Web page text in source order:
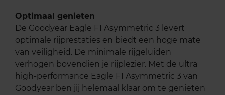
Optimaal genieten
De Goodyear Eagle F1 Asymmetric 3 levert
optimale rijprestaties en biedt een hoge mate
van veiligheid. De minimale rijgeluiden
verhogen bovendien je rijplezier. Met de ultra
high-performance Eagle F1 Asymmetric 3 van
Goodyear ben jij helemaal klaar om te genieten